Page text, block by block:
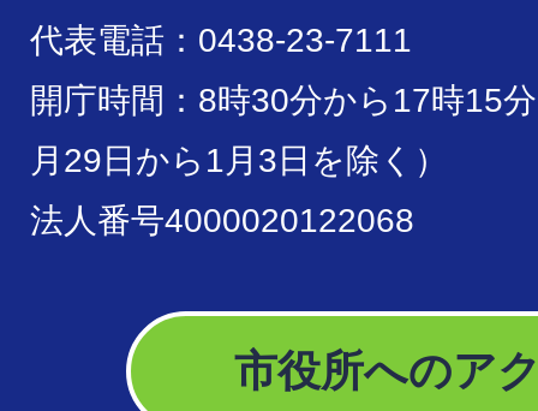
代表電話：0438-23-7111
開庁時間：8時30分から17時15
月29日から1月3日を除く）
法人番号4000020122068
市役所へのア